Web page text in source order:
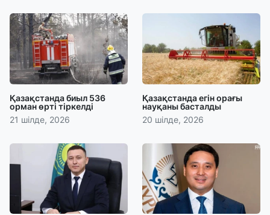
Қазақстанда биыл 536
орман өрті тіркелді
21 шілде, 2026
Қазақстанда егін орағы
науқаны басталды
20 шілде, 2026